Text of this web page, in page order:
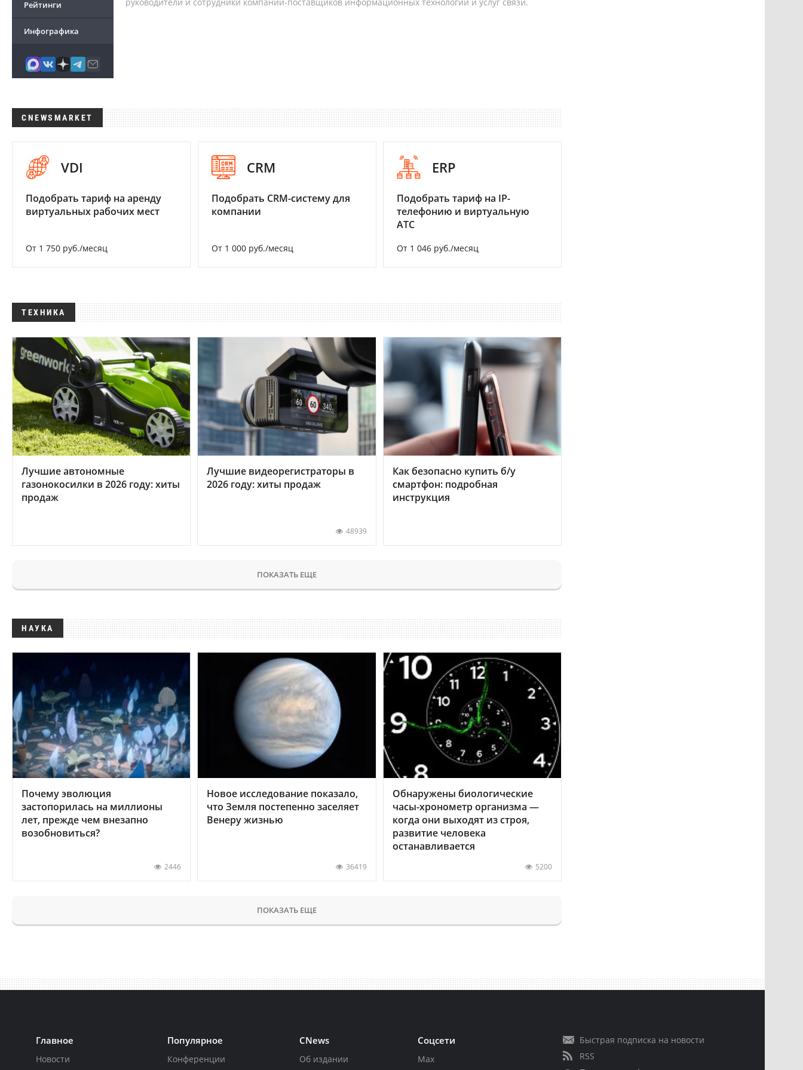
Рейтинги
Инфографика
CNEWSMARKET
VDI
Подобрать тариф на аренду
виртуальных рабочих мест
От 1 750 руб./месяц
CRM
Подобрать CRM-систему для
компании
От 1 000 руб./месяц
ERP
Подобрать тариф на IP-
телефонию и виртуальную
АТС
От 1 046 руб./месяц
ТЕХНИКА
Лучшие автономные
газонокосилки в 2026 году: хиты
продаж
Лучшие видеорегистраторы в
2026 году: хиты продаж
48939
Как безопасно купить б/у
смартфон: подробная
инструкция
ПОКАЗАТЬ ЕЩЕ
НАУКА
Почему эволюция
застопорилась на миллионы
лет, прежде чем внезапно
возобновиться?
2446
Новое исследование показало,
что Земля постепенно заселяет
Венеру жизнью
36419
Обнаружены биологические
часы-хронометр организма —
когда они выходят из строя,
развитие человека
останавливается
5200
ПОКАЗАТЬ ЕЩЕ
Главное
Новости
Популярное
Конференции
CNews
Об издании
Соцсети
Max
Быстрая подписка на новости
RSS